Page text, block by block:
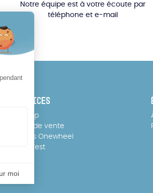
Notre équipe est à votre écoute par
téléphone et e-mail
SERVICES
E-Shop
Point de vente
Écoles Onewheel
Free Test